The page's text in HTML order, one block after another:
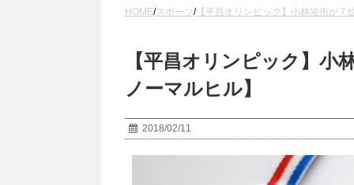
HOME/スポーツ/【平昌オリンピック】小林陵侑が７
【平昌オリンピック】小
ノーマルヒル】
2018/02/11